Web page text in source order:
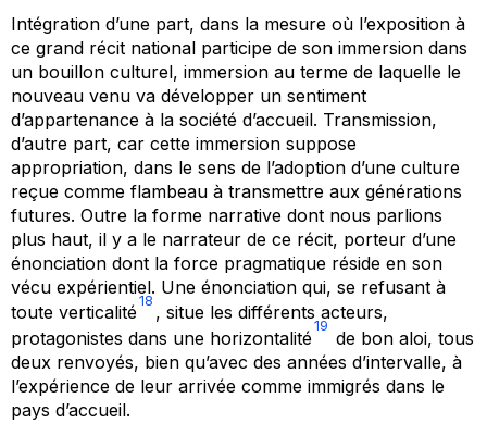
Intégration d’une part, dans la mesure où l’exposition à
ce grand récit national participe de son immersion dans
un bouillon culturel, immersion au terme de laquelle le
nouveau venu va développer un sentiment
d’appartenance à la société d’accueil. Transmission,
d’autre part, car cette immersion suppose
appropriation, dans le sens de l’adoption d’une culture
reçue comme flambeau à transmettre aux générations
futures. Outre la forme narrative dont nous parlions
plus haut, il y a le narrateur de ce récit, porteur d’une
énonciation dont la force pragmatique réside en son
vécu expérientiel. Une énonciation qui, se refusant à
toute verticalité
18
, situe les différents acteurs,
protagonistes dans une horizontalité
19
de bon aloi, tous
deux renvoyés, bien qu’avec des années d’intervalle, à
l’expérience de leur arrivée comme immigrés dans le
pays d’accueil.